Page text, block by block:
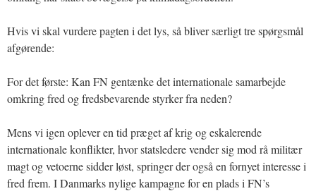
Hvis vi skal vurdere pagten i det lys, så bliver særligt tre spørgsmål
afgørende:
For det første: Kan FN gentænke det internationale samarbejde
omkring fred og fredsbevarende styrker fra neden?
Mens vi igen oplever en tid præget af krig og eskalerende
internationale konflikter, hvor statsledere vender sig mod rå militær
magt og vetoerne sidder løst, springer der også en fornyet interesse i
fred frem. I Danmarks nylige kampagne for en plads i FN’s